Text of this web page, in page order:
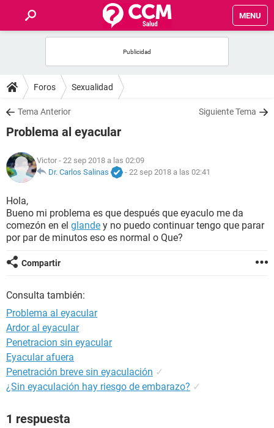
MENU
FOROS
SALUD
NUTRICIÓN
BIENESTAR
SEXUALIDAD
GLOSARIO
Foros Sexualidad
Tema Anterior Siguiente Tema
Problema al eyacular
Victor - 22 sep 2018 a las 02:09
Dr. Carlos Salinas
- 22 sep 2018 a las 02:41
Hola,
Bueno mi problema es que después que eyaculo me da
comezón en el glande y no puedo continuar tengo que parar
por par de minutos eso es normal o Que?
Compartir
Consulta también:
Problema al eyacular
Ardor al eyacular
Penetracion sin eyacular
Eyacular afuera
Penetración breve sin eyaculación ✓
¿Sin eyaculación hay riesgo de embarazo? ✓
1 respuesta